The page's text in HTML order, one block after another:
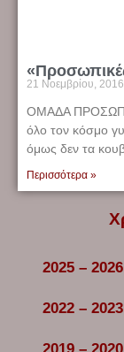
2025 – 2026
2022 – 2023
21 Νοεμβρίου, 2016
ΟΜΑΔΑ
όλο τον κόσμο
όμως δεν τα
Περισσότερα »